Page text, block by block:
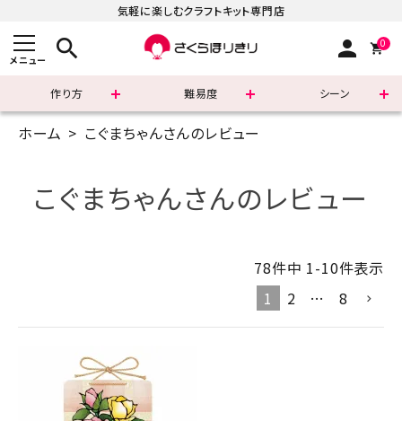
気軽に楽しむクラフトキット専門店
メニュー search person 0
作り方 難易度 シーン
まずはこちら
診断チャート
ジャンルで選ぶ
ホーム こぐまちゃんさんのレビュー
こぐまちゃんさんのレビュー
78件中 1-10件表示
1
2 … 8